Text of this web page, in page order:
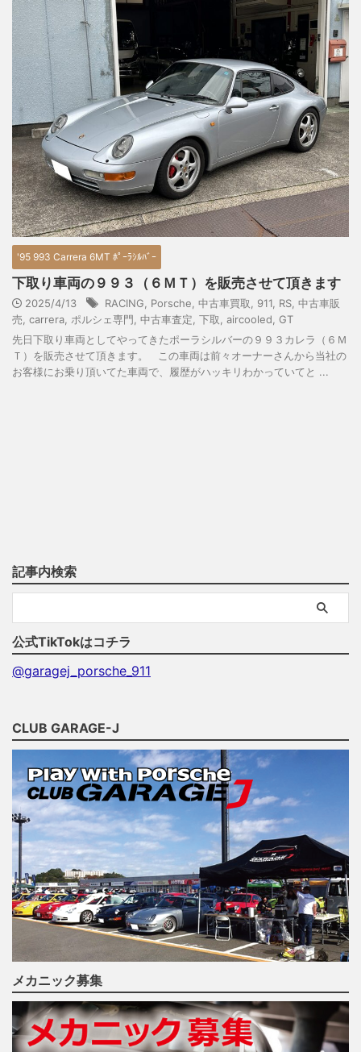
'95 993 Carrera 6MT ﾎﾟｰﾗｼﾙﾊﾞｰ
下取り車両の９９３（６ＭＴ）を販売させて頂きます
2025/4/13 RACING Porsche 中古車買取 911 RS 中古車販
売 carrera ポルシェ専門 中古車査定 下取 aircooled GT
先日下取り車両としてやってきたポーラシルバーの９９３カレラ（６Ｍ
Ｔ）を販売させて頂きます。 この車両は前々オーナーさんから当社の
お客様にお乗り頂いてた車両で、履歴がハッキリわかっていてと ...
記事内検索
公式TikTokはコチラ
@garagej_porsche_911
CLUB GARAGE-J
メカニック募集